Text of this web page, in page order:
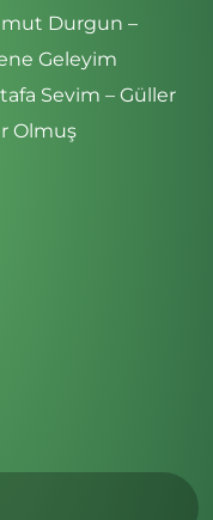
Durgun –
Geleyim
Sevim – Güller
Olmuş